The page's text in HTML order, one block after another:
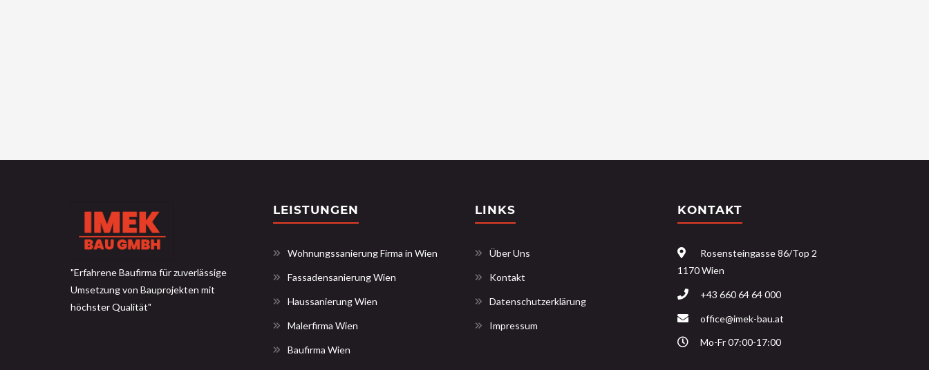
"Erfahrene Baufirma für zuverlässige
Umsetzung von Bauprojekten mit
höchster Qualität"
LEISTUNGEN
Wohnungssanierung Firma in Wien
Fassadensanierung Wien
Haussanierung Wien
Malerfirma Wien
Baufirma Wien
LINKS
Über Uns
Kontakt
Datenschutzerklärung
Impressum
KONTAKT
Rosensteingasse 86/Top 2
1170 Wien
+43 660 64 64 000
office@imek-bau.at
Mo-Fr 07:00-17:00